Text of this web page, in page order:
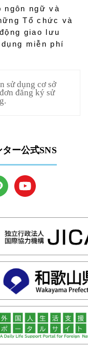
ngôn ngữ và
Tổ chức và
giao lưu
miễn phí
sử dụng cơ sở
đăng ký sử
ー公式SNS